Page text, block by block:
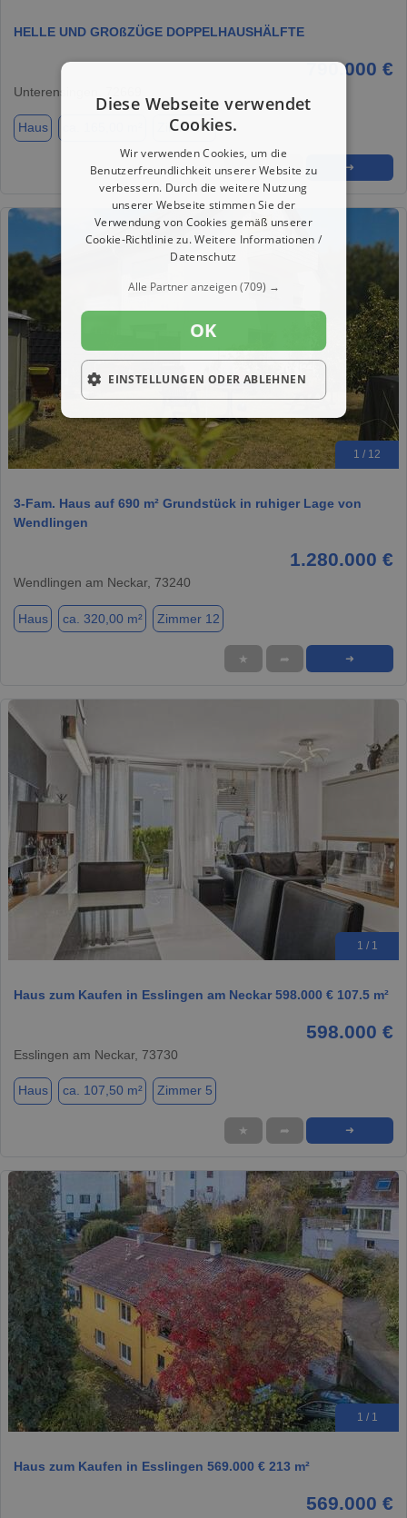
HELLE UND GROßZÜGE DOPPELHAUSHÄLFTE
790.000 €
Unterensingen, 72669
Haus Zimmer 6
★ ➦ ➜
1 / 12
3-Fam. Haus auf 690 m² Grundstück in ruhiger Lage von
Wendlingen
1.280.000 €
Wendlingen am Neckar, 73240
Haus ca. 320,00 m² Zimmer 12
★ ➦ ➜
1 / 1
Haus zum Kaufen in Esslingen am Neckar 598.000 € 107.5 m²
598.000 €
Esslingen am Neckar, 73730
Haus ca. 107,50 m² Zimmer 5
★ ➦ ➜
1 / 1
Haus zum Kaufen in Esslingen 569.000 € 213 m²
569.000 €
Diese Webseite verwendet
Cookies.
Wir verwenden Cookies, um die
Benutzerfreundlichkeit unserer Website zu
verbessern. Durch die weitere Nutzung
unserer Webseite stimmen Sie der
Verwendung von Cookies gemäß unserer
Cookie-Richtlinie zu.Weitere Informationen /
Datenschutz
Alle Partner anzeigen(709) →
OK
EINSTELLUNGEN ODER ABLEHNEN